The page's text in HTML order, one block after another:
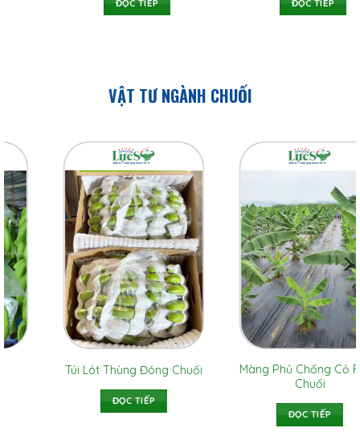
ĐỌC TIẾP ĐỌC TIẾP
VẬT TƯ NGÀNH CHUỐI
Túi Bao Buồng Chuối
ĐỌC TIẾP
Túi Bao Nải Chuối